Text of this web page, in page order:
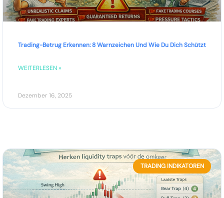
Trading-Betrug Erkennen: 8 Warnzeichen Und Wie Du Dich Schützt
WEITERLESEN »
Dezember 16, 2025
TRADING INDIKATOREN